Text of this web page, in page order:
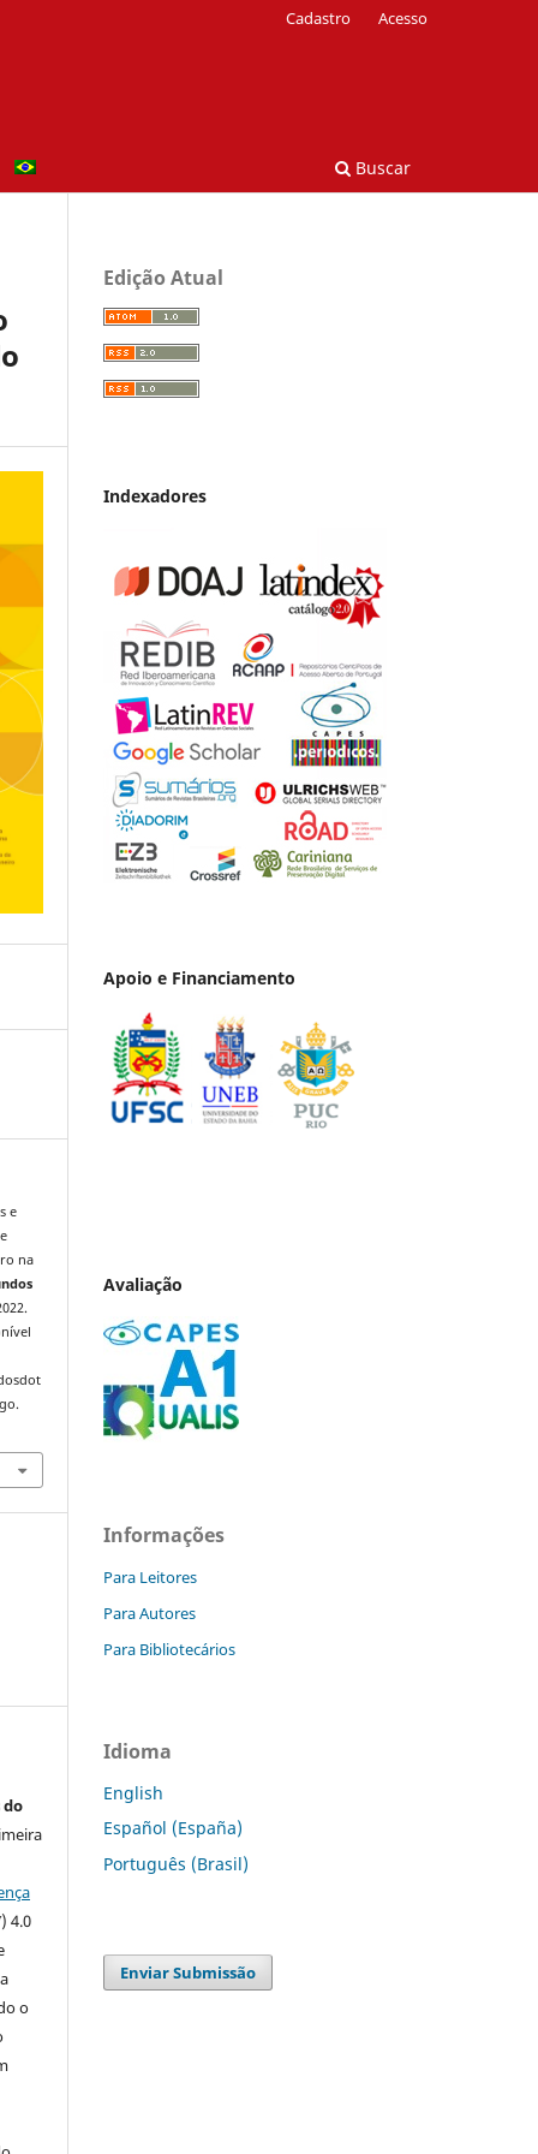
Buscar
Cadastro Acesso
e
na
do
4.0
o
Edição Atual
Indexadores
Apoio e Financiamento
Avaliação
Informações
Para Leitores
Para Autores
Para Bibliotecários
Idioma
English
Español (España)
Português (Brasil)
Enviar Submissão